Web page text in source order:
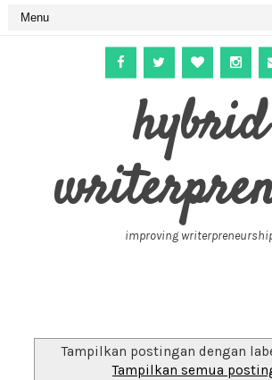
hybrid
improving
Tampilkan postingan dengan
Tampilkan semua